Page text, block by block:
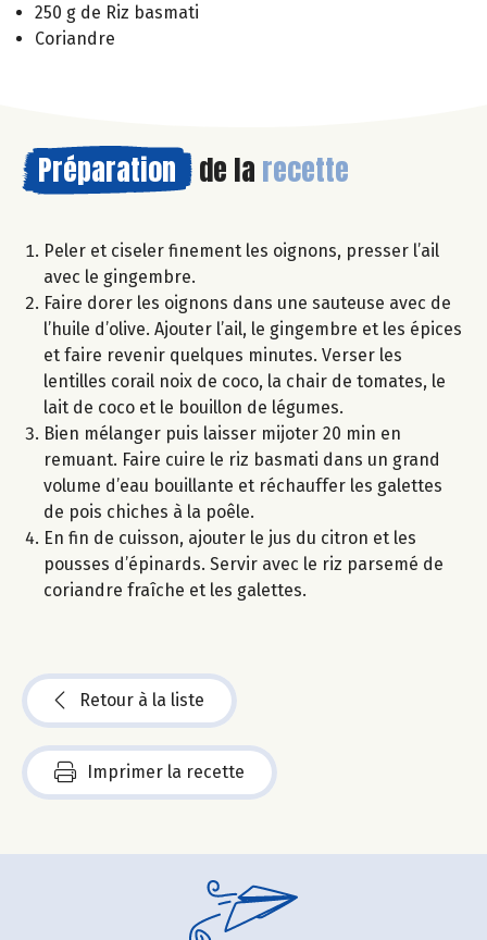
250 g de Riz basmati
Coriandre
Préparation de la recette
Peler et ciseler finement les oignons, presser l’ail
avec le gingembre.
Faire dorer les oignons dans une sauteuse avec de
l’huile d’olive. Ajouter l’ail, le gingembre et les épices
et faire revenir quelques minutes. Verser les
lentilles corail noix de coco, la chair de tomates, le
lait de coco et le bouillon de légumes.
Bien mélanger puis laisser mijoter 20 min en
remuant. Faire cuire le riz basmati dans un grand
volume d’eau bouillante et réchauffer les galettes
de pois chiches à la poêle.
En fin de cuisson, ajouter le jus du citron et les
pousses d’épinards. Servir avec le riz parsemé de
coriandre fraîche et les galettes.
Retour à la liste
Imprimer la recette